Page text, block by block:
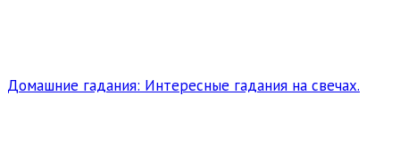
Домашние гадания: Интересные гадания на свечах.